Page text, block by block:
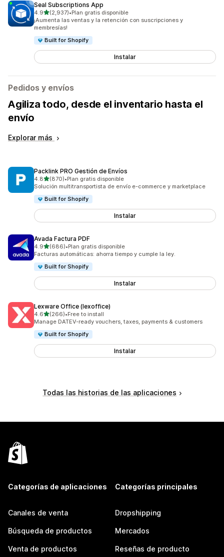
Seal Subscriptions App
4.9de 5 estrellas
(2,937)
2937 reseñas en total
•Plan gratis disponible
¡Aumenta las ventas y la retención con suscripciones y
membresías!
Built for Shopify
Instalar
Pedidos y envíos
Agiliza todo, desde el inventario hasta el
envío
Explorar más
Packlink PRO Gestión de Envíos
4.8de 5 estrellas
(870)
870 reseñas en total
•Plan gratis disponible
Solución multitransportista de envío e-commerce y marketplace
Built for Shopify
Instalar
Avada Factura PDF
4.9de 5 estrellas
(686)
686 reseñas en total
•Plan gratis disponible
Facturas automáticas: ahorra tiempo y cumple la ley.
Built for Shopify
Instalar
Lexware Office (lexoffice)
4.6de 5 estrellas
(266)
266 reseñas en total
•Free to install
Manage DATEV-ready vouchers, taxes, payments & customers
Built for Shopify
Instalar
Todas las historias de las aplicaciones
Categorías de aplicaciones
Canales de venta
Búsqueda de productos
Venta de productos
Categorías principales
Dropshipping
Mercados
Reseñas de producto